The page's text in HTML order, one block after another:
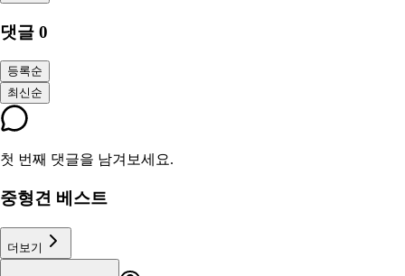
댓글 0
등록순
최신순
첫 번째 댓글을 남겨보세요.
중형견 베스트
더보기